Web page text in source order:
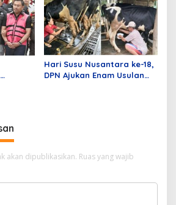
Hari Susu Nusantara ke-18,
DPN Ajukan Enam Usulan
akan dipublikasikan. Ruas yang wajib